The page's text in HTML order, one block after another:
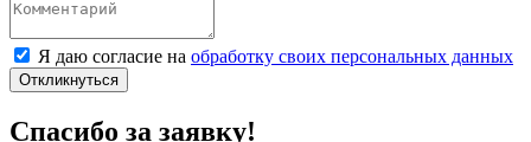
Я даю согласие на обработку своих персональных данных
Откликнуться
Спасибо за заявку!